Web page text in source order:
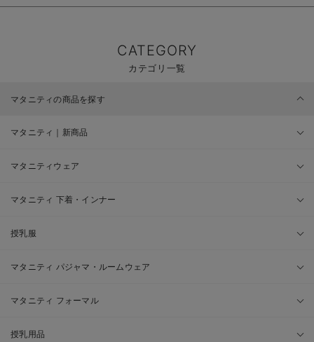
CATEGORY
カテゴリ一覧
マタニティの商品を探す
マタニティ｜新商品
マタニティウェア
マタニティ 下着・インナー
授乳服
マタニティ パジャマ・ルームウェア
マタニティ フォーマル
授乳用品